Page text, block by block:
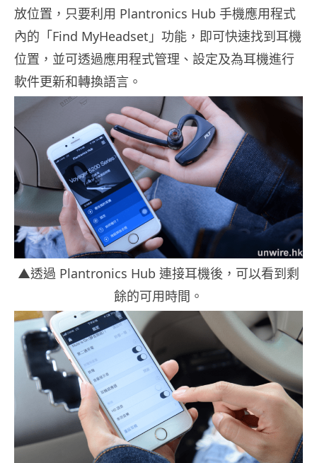
放位置，只要利用 Plantronics Hub 手機應用程式
內的「Find MyHeadset」功能，即可快速找到耳機
位置，並可透過應用程式管理、設定及為耳機進行
軟件更新和轉換語言。
▲透過 Plantronics Hub 連接耳機後，可以看到剩
餘的可用時間。